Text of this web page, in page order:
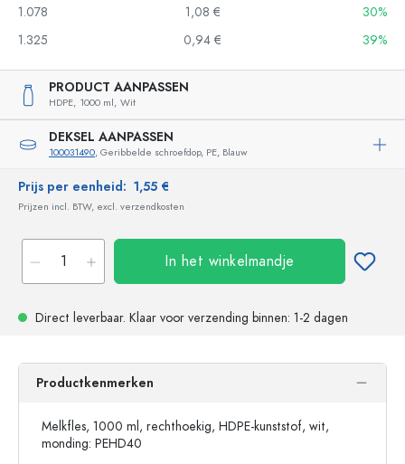
1.078
1,08 €
30%
1.325
0,94 € 39%
PRODUCT AANPASSEN
HDPE, 1000 ml, Wit
DEKSEL AANPASSEN
100031490, Geribbelde schroefdop, PE, Blauw
Prijs per eenheid: 1,55 €
Prijzen incl. BTW, excl. verzendkosten
In het winkelmandje
Direct leverbaar. Klaar voor verzending binnen: 1-2 dagen
Productkenmerken
Melkfles, 1000 ml, rechthoekig, HDPE-kunststof, wit,
monding: PEHD40